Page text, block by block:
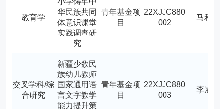
教育学
小学铸牢中
华民族共同
体意识课堂
实践调查研
究
青年基金项
目
22XJJC880
002
马利杰
交叉学科/综
合研究
新疆少数民
族幼儿教师
国家通用语
言文字教学
能力提升策
青年基金项
目
22XJJC880
003
李晨晨